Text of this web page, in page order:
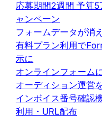
応募期間2週間 予算
ャンペーン
フォームデータが消
有料プラン利用で
示に
オンラインフォーム
オーディション運営
インボイス番号確認
利用・URL配布